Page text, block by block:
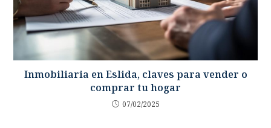
Inmobiliaria en Eslida, claves para vender o
comprar tu hogar
07/02/2025